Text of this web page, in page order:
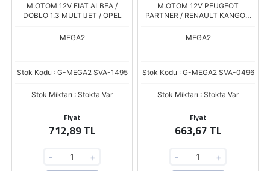
M.OTOM 12V FIAT ALBEA /
DOBLO 1.3 MULTIJET / OPEL
MEGA2
Stok Kodu : G-MEGA2 SVA-1495
Stok Miktarı : Stokta Var
Fiyat
712,89 TL
- +
M.OTOM 12V PEUGEOT
PARTNER / RENAULT KANGOO
MEGA2
Stok Kodu : G-MEGA2 SVA-0496
Stok Miktarı : Stokta Var
Fiyat
663,67 TL
- +